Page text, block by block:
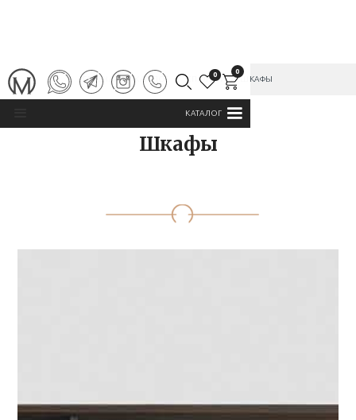
0 0
КАТАЛОГ
ГЛАВНАЯ / КАТАЛОГ / СПАЛЬНИ / ШКАФЫ
Шкафы